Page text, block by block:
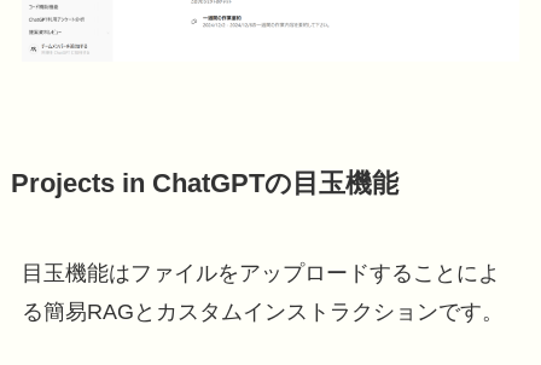
Projects in ChatGPTの目玉機能
目玉機能はファイルをアップロードすることによ
る簡易RAGとカスタムインストラクションです。